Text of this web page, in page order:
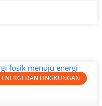
ENERGI DAN LINGKUNGAN